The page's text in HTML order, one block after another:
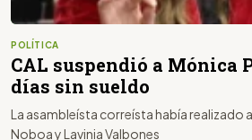
POLÍTICA
CAL suspendió a Mónica
días sin sueldo
La asambleísta correísta había realizado
Noboa y Lavinia Valbones